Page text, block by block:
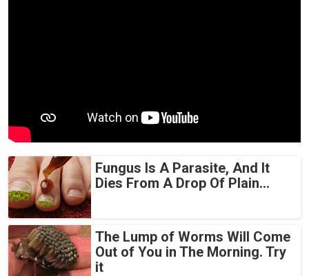
Fungus Is A Parasite, And It
Dies From A Drop Of Plain...
The Lump of Worms Will Come
Out of You in The Morning. Try
it